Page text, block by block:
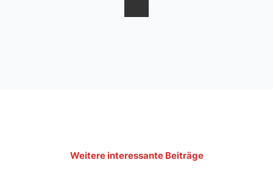
Weitere interessante Beiträge